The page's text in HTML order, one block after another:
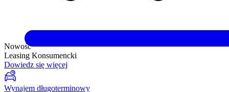
Nowość
Leasing Konsumencki
Dowiedz się więcej
Wynajem długoterminowy